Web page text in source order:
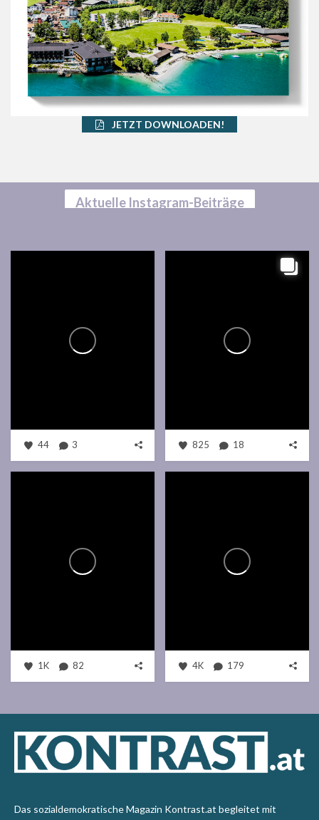
JETZT DOWNLOADEN!
Aktuelle Instagram-Beiträge
44 3 825 18
1K 82 4K 179
Das sozialdemokratische Magazin Kontrast.at begleitet mit